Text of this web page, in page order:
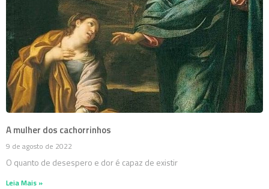
A mulher dos cachorrinhos
9 de agosto de 2022
O quanto de desespero e dor é capaz de existir
Leia Mais »